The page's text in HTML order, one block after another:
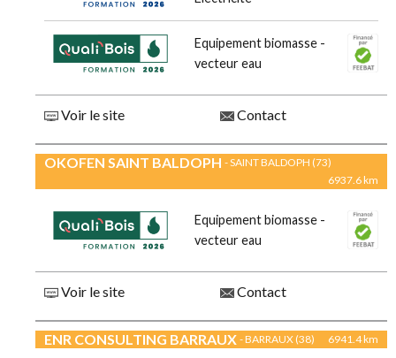
Equipement biomasse -
vecteur eau
Voir le site Contact
OKOFEN SAINT BALDOPH - SAINT BALDOPH (73)
6937.6 km
Equipement biomasse -
vecteur eau
Voir le site Contact
ENR CONSULTING BARRAUX - BARRAUX (38) 6941.4 km